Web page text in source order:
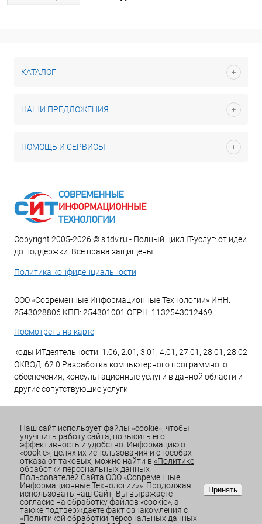
КАТАЛОГ
НАШИ ПРЕДЛОЖЕНИЯ
ПОМОЩЬ И СЕРВИСЫ
Copyright 2005-2026 © sitdv.ru - Полный цикл IT-услуг: от идеи
до поддержки. Все права защищены.
Политика конфиденциальности
ООО «Современные Информационные Технологии» ИНН:
2543028806 КПП: 254301001 ОГРН: 1132543012469
Посмотреть на карте
коды ИТдеятельности: 1.06, 2.01, 3.01, 4.01, 27.01, 28.01, 28.02
ОКВЭД: 62.0 Разработка компьютерного программного
обеспечения, консультационные услуги в данной области и
другие сопутствующие услуги
Email:office@sitdv.ru
График работы Пн-Пт: с 9:00 до 18:00 Сб/Вс: Выходной
Наш сайт использует файлы «cookie», чтобы
улучшить работу сайта, повысить его
эффективность и удобство. Информацию о
«cookie», целях их использования и способах
отказа от таковых, можно найти в «Политике
обработки персональных данных
Пользователей Сайта ООО «Современные
Информационные Технологии»». Продолжая
использовать наш Сайт, Вы выражаете
согласие на обработку файлов «cookie», а
также подтверждаете факт ознакомления с
«Политикой обработки персональных данных
Принять